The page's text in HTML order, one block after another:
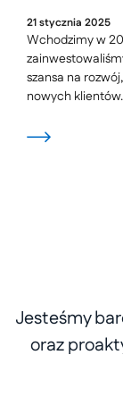
21stycznia 2025
Wchodzimy w
szansa na
nowych klientów.
Jesteśmy
oraz